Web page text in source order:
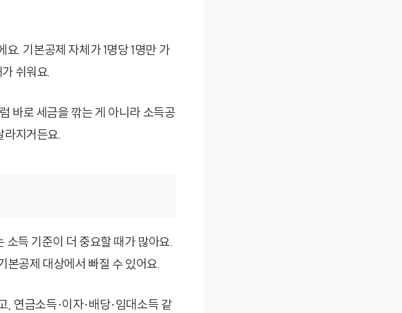
. 기본공제 자체가 1명당 1명만 가
쉬워요.
바로 세금을 깎는 게 아니라 소득공
라지거든요.
득 기준이 더 중요할 때가 많아요.
본공제 대상에서 빠질 수 있어요.
, 연금소득·이자·배당·임대소득 같